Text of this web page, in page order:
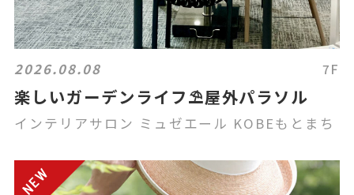
2026.08.08 7F
楽しいガーデンライフ⛱️屋外パラソル
インテリアサロン ミュゼエール KOBEもとまち